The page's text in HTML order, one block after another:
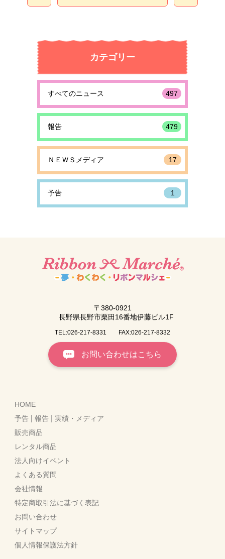
カテゴリー
すべてのニュース 497
報告 479
ＮＥＷＳメディア 17
予告 1
〒380-0921
長野県長野市栗田16番地伊藤ビル1F
TEL:026-217-8331 FAX:026-217-8332
お問い合わせはこちら
HOME
予告 |報告 |実績・メディア
販売商品
レンタル商品
法人向けイベント
よくある質問
会社情報
特定商取引法に基づく表記
お問い合わせ
サイトマップ
個人情報保護法方針